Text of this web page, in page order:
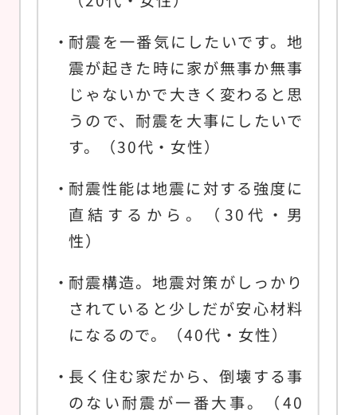
耐震を一番気にしたいです。地
震が起きた時に家が無事か無事
じゃないかで大きく変わると思
うので、耐震を大事にしたいで
す。（30代・女性）
耐震性能は地震に対する強度に
直結するから。（30代・男
性）
耐震構造。地震対策がしっかり
されていると少しだが安心材料
になるので。（40代・女性）
長く住む家だから、倒壊する事
のない耐震が一番大事。（40